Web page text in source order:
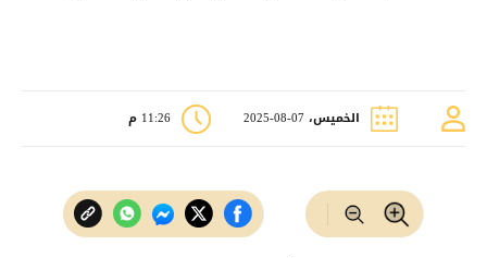
الخميس، 07-08-2025 11:26 م